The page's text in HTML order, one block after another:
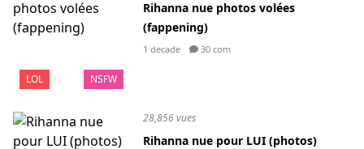
LOL NSFW
Rihanna nue photos volées
(fappening)
1 decade 30 com
28,856 vues
Rihanna nue pour LUI (photos)